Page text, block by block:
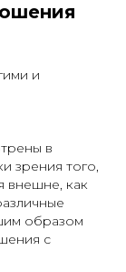
и
в
зрения того,
внешне, как
образом
с